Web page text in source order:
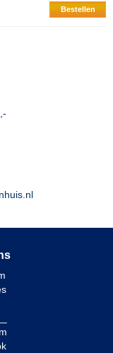
Bestellen